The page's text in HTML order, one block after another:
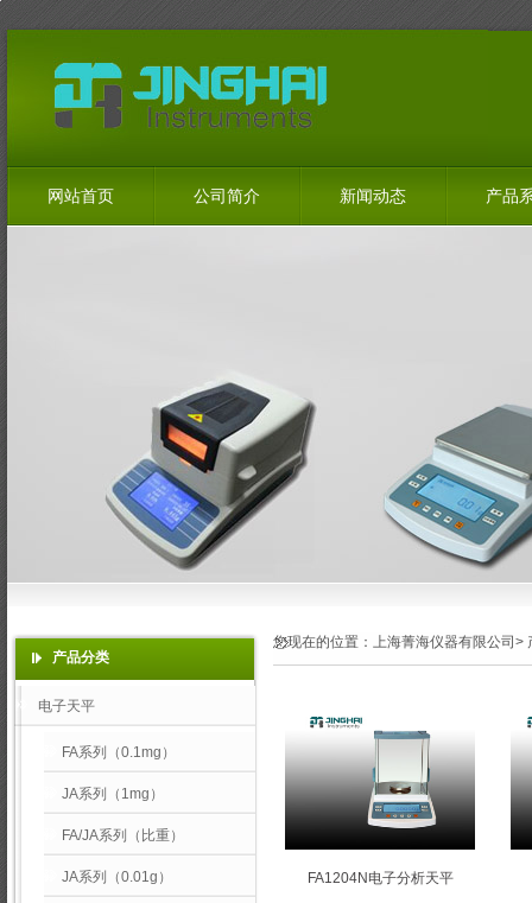
网站首页 公司简介 新闻动态 产品
FA1204N电子分析天平
您现在的位置： 上海菁海仪器有限公司 >
产品分类
电子天平
FA系列（0.1mg）
JA系列（1mg）
FA/JA系列（比重）
JA系列（0.01g）